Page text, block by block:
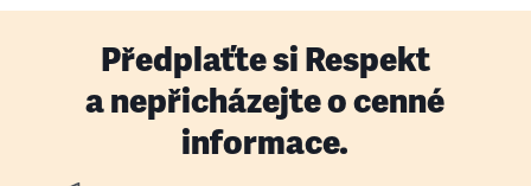
Předplaťte si Respekt
a nepřicházejte o cenné
informace.